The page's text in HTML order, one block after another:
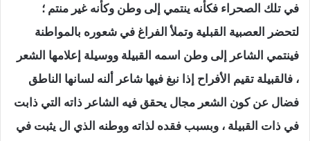
في تلك الصحراء فكأنه ينتمي إلى وطن وكأنه غير منتم ؛
لتحضر العصبية القبلية وتملأ الفراغ في شعوره بالمواطنة
فينتمي الشاعر إلى وطن اسمه القبيلة ووسيلة إعلامها الشعر
، فالقبيلة تقيم الأفراح إذا نبغ فيها شاعر ألنه لسانها الناطق
فضال عن كون الشعر مجال يحقق فيه الشاعر ذاته التي ذابت
في ذات القبيلة ، وبسبب فقده لذاته ووطنه الذي ال يثبت في